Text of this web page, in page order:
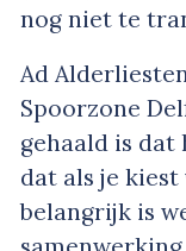
nog niet te
Ad
Spoorzone
gehaald is
dat als je
belangrijk is